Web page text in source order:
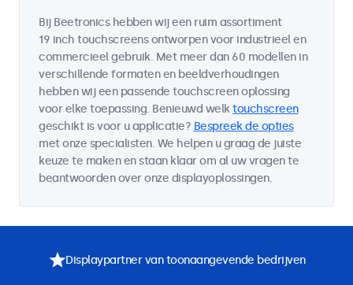
Bij Beetronics hebben wij een ruim assortiment
19 inch touchscreens ontworpen voor industrieel en
commercieel gebruik. Met meer dan 60 modellen in
verschillende formaten en beeldverhoudingen
hebben wij een passende touchscreen oplossing
voor elke toepassing. Benieuwd welktouchscreen
geschikt is voor u applicatie? Bespreek de opties
met onze specialisten. We helpen u graag de juiste
keuze te maken en staan klaar om al uw vragen te
beantwoorden over onze displayoplossingen.
Displaypartner van toonaangevende bedrijven